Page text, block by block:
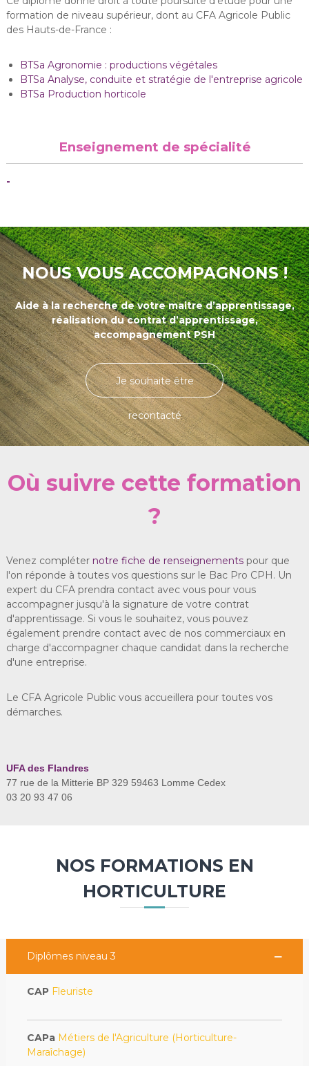
formation de niveau supérieur, dont au CFA Agricole Public
des Hauts-de-France :
BTSa Agronomie : productions végétales
BTSa Analyse, conduite et stratégie de l'entreprise agricole
BTSa Production horticole
Enseignement de spécialité
-
NOUS VOUS ACCOMPAGNONS !
Aide à la recherche de votre maitre d’apprentissage,
réalisation du contrat d’apprentissage,
accompagnement PSH
Je souhaite être
recontacté
Où suivre cette formation
?
Venez compléter notre fiche de renseignementspour que
l'on réponde à toutes vos questions sur le Bac Pro CPH. Un
expert du CFA prendra contact avec vous pour vous
accompagner jusqu'à la signature de votre contrat
d'apprentissage. Si vous le souhaitez, vous pouvez
également prendre contact avec de nos commerciaux en
charge d'accompagner chaque candidat dans la recherche
d'une entreprise.
Le CFA Agricole Public vous accueillera pour toutes vos
démarches.
UFA des Flandres
77 rue de la Mitterie BP 329 59463 Lomme Cedex
03 20 93 47 06
NOS FORMATIONS EN
HORTICULTURE
Diplômes niveau 3
CAP Fleuriste
CAPa Métiers de l'Agriculture (Horticulture-
Maraîchage)